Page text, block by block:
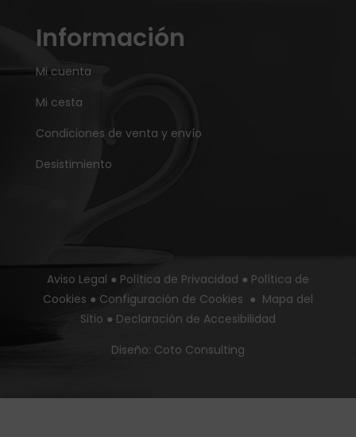
Información
Mi cuenta
Mi cesta
Condiciones de venta y envío
Desistimiento
Aviso Legal ● Política de Privacidad ● Política de
Cookies ● Configuración de Cookies ● Mapa del
Sitio ● Declaración de Accesibilidad
Diseño: Coto Consulting